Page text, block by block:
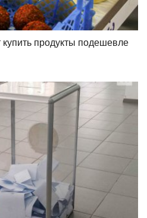
продукты подешевле